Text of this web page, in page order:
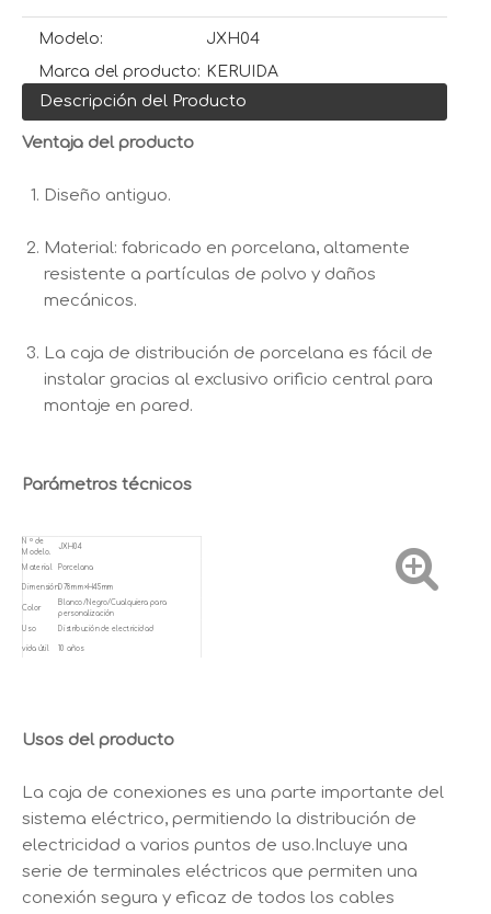
Modelo:
JXH04
Marca del producto: KERUIDA
Descripción del Producto
Ventaja del producto
Diseño antiguo.
Material: fabricado en porcelana, altamente
resistente a partículas de polvo y daños
mecánicos.
La caja de distribución de porcelana es fácil de
instalar gracias al exclusivo orificio central para
montaje en pared.
Parámetros técnicos
N º de
Modelo.
JXH04
Material Porcelana
DimensiónD78mm×H45mm
Color
Blanco/Negro/Cualquiera para
personalización
Uso Distribución de electricidad
vida útil 10 años
Usos del producto
La caja de conexiones es una parte importante del
sistema eléctrico, permitiendo la distribución de
electricidad a varios puntos de uso.Incluye una
serie de terminales eléctricos que permiten una
conexión segura y eficaz de todos los cables